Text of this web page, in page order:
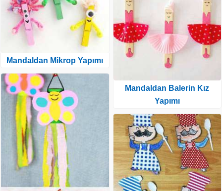
Mandaldan Mikrop Yapımı
Mandaldan Balerin Kız
Yapımı